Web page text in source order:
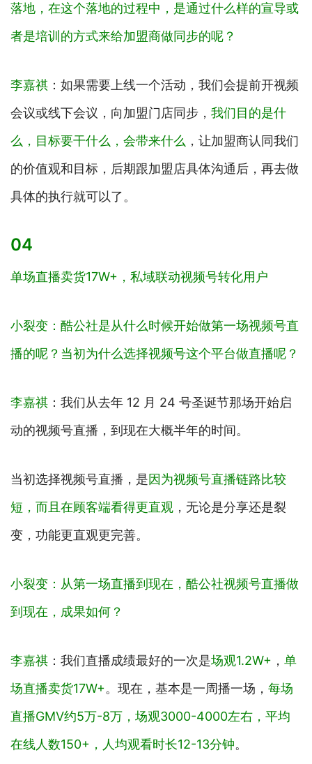
落地，在这个落地的过程中，是通过什么样的宣导或
者是培训的方式来给加盟商做同步的呢？
李嘉祺 ：如果需要上线一个活动，我们会提前开视频
会议或线下会议，向加盟门店同步， 我们目的是什
么，目标要干什么，会带来什么 ，让加盟商认同我们
的价值观和目标，后期跟加盟店具体沟通后，再去做
具体的执行就可以了。
04
单场直播卖货17W+，私域联动视频号转化用户
小裂变：酷公社是从什么时候开始做第一场视频号直
播的呢？当初为什么选择视频号这个平台做直播呢？
李嘉祺 ：我们从去年 12 月 24 号圣诞节那场开始启
动的视频号直播，到现在大概半年的时间。
当初选择视频号直播，是因为视频号直播链路比较
短，而且在顾客端看得更直观 ，无论是分享还是裂
变，功能更直观更完善。
小裂变：从第一场直播到现在，酷公社视频号直播做
到现在，成果如何？
李嘉祺 ：我们直播成绩最好的一次是场观1.2W+ ， 单
场直播卖货17W+。现在，基本是一周播一场， 每场
直播GMV约5万-8万，场观3000-4000左右，平均
在线人数150+，人均观看时长12-13分钟。